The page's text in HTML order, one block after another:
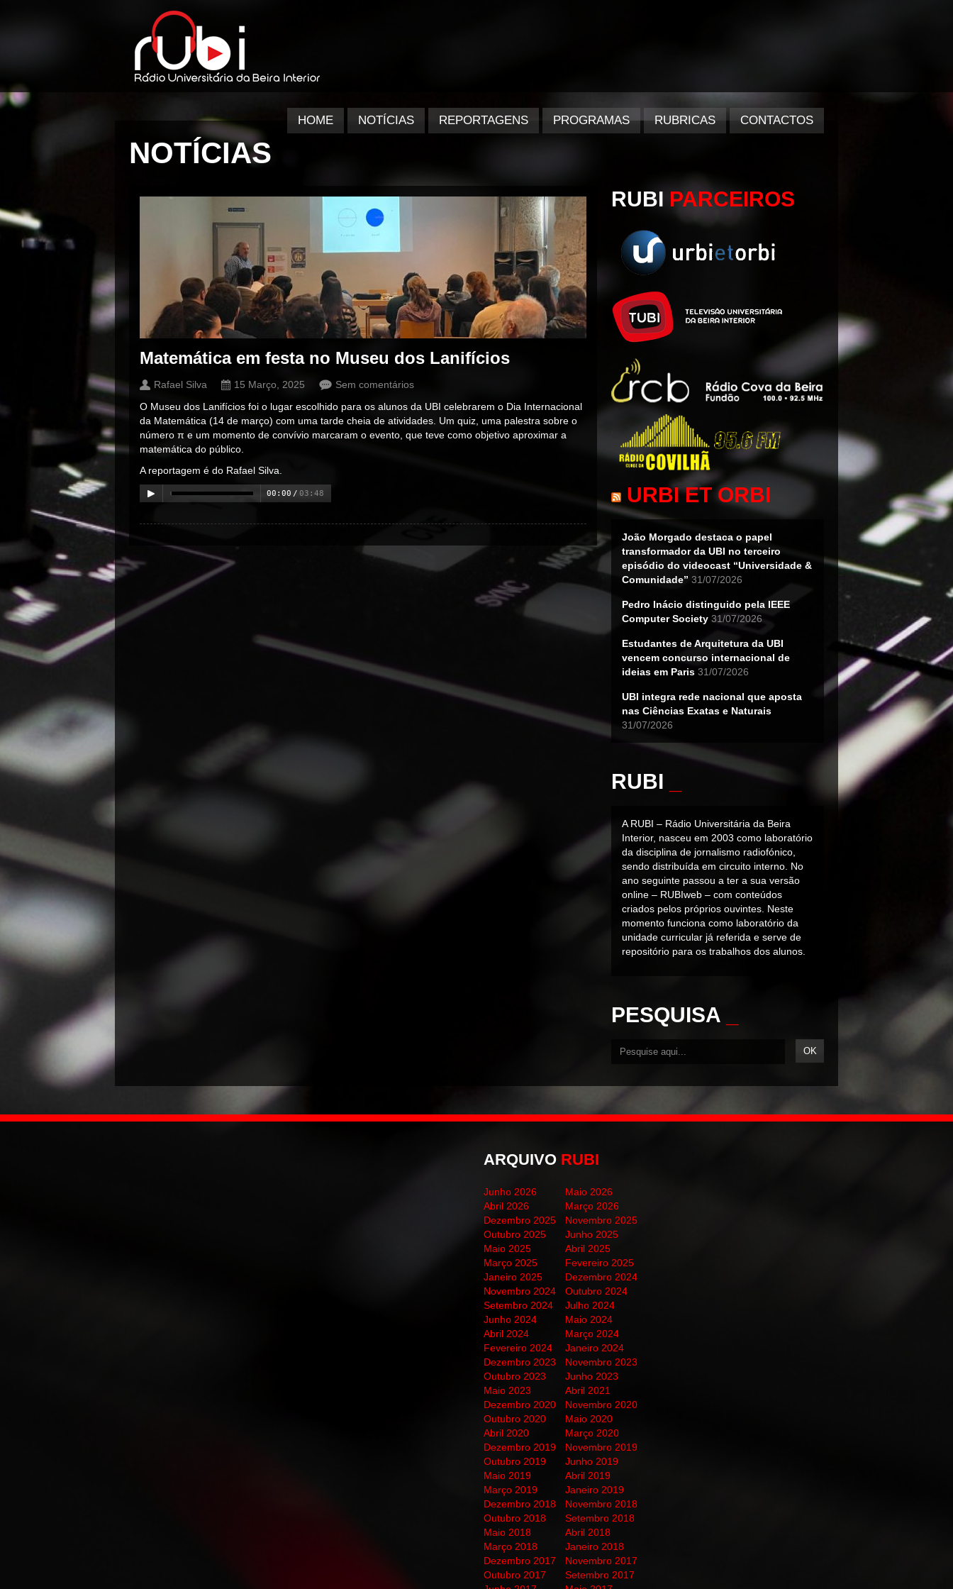
HOME NOTÍCIAS REPORTAGENS PROGRAMAS RUBRICAS CONTACTOS
NOTÍCIAS
RUBI PARCEIROS
URBI ET ORBI
João Morgado destaca o papel
transformador da UBI no terceiro
episódio do videocast “Universidade &
Comunidade” 31/07/2026
Pedro Inácio distinguido pela IEEE
Computer Society 31/07/2026
Estudantes de Arquitetura da UBI
vencem concurso internacional de
ideias em Paris 31/07/2026
UBI integra rede nacional que aposta
nas Ciências Exatas e Naturais
31/07/2026
RUBI
A RUBI – Rádio Universitária da Beira
Interior, nasceu em 2003 como laboratório
da disciplina de jornalismo radiofónico,
sendo distribuída em circuito interno. No
ano seguinte passou a ter a sua versão
online – RUBIweb – com conteúdos
criados pelos próprios ouvintes. Neste
momento funciona como laboratório da
unidade curricular já referida e serve de
repositório para os trabalhos dos alunos.
PESQUISA
Matemática em festa no Museu dos Lanifícios
Rafael Silva 15 Março, 2025
Sem comentários
O Museu dos Lanifícios foi o lugar escolhido para os alunos da UBI celebrarem o Dia Internacional
da Matemática (14 de março) com uma tarde cheia de atividades. Um quiz, uma palestra sobre o
número π e um momento de convívio marcaram o evento, que teve como objetivo aproximar a
matemática do público.
A reportagem é do Rafael Silva.
00:00 / 03:48
00:00 / 00:00
ARQUIVO RUBI
Junho 2026
Maio 2026
Abril 2026
Março 2026
Dezembro 2025
Novembro 2025
Outubro 2025
Junho 2025
Maio 2025
Abril 2025
Março 2025
Fevereiro 2025
Janeiro 2025
Dezembro 2024
Novembro 2024
Outubro 2024
Setembro 2024
Julho 2024
Junho 2024
Maio 2024
Abril 2024
Março 2024
Fevereiro 2024
Janeiro 2024
Dezembro 2023
Novembro 2023
Outubro 2023
Junho 2023
Maio 2023
Abril 2021
Dezembro 2020
Novembro 2020
Outubro 2020
Maio 2020
Abril 2020
Março 2020
Dezembro 2019
Novembro 2019
Outubro 2019
Junho 2019
Maio 2019
Abril 2019
Março 2019
Janeiro 2019
Dezembro 2018
Novembro 2018
Outubro 2018
Setembro 2018
Maio 2018
Abril 2018
Março 2018
Janeiro 2018
Dezembro 2017
Novembro 2017
Outubro 2017
Setembro 2017